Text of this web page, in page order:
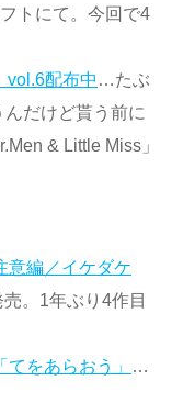
トにて。今回で4
vol.6配布中 …たぶ
だけど貰う前に
& Little Miss」
意編／イケダケ
。1年ぶり4作目
をあらおう」
…